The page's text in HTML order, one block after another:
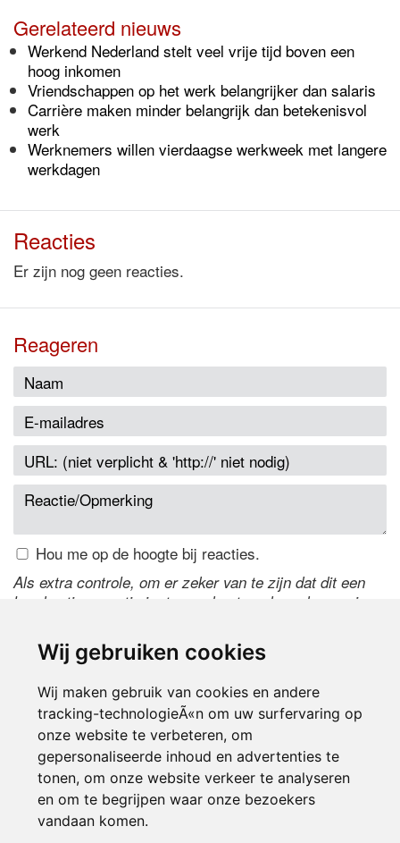
Wij gebruiken cookies
Wij maken gebruik van cookies en andere
tracking-technologieÃ«n om uw surfervaring op
onze website te verbeteren, om
gepersonaliseerde inhoud en advertenties te
tonen, om onze website verkeer te analyseren
en om te begrijpen waar onze bezoekers
vandaan komen.
Gerelateerd nieuws
Werkend Nederland stelt veel vrije tijd boven een
hoog inkomen
Vriendschappen op het werk belangrijker dan salaris
Carrière maken minder belangrijk dan betekenisvol
werk
Werknemers willen vierdaagse werkweek met langere
werkdagen
Reacties
Er zijn nog geen reacties.
Reageren
Hou me op de hoogte bij reacties.
Als extra controle, om er zeker van te zijn dat dit een
handmatige reactie is, typ onderstaande code over in
de code te wijzigen.